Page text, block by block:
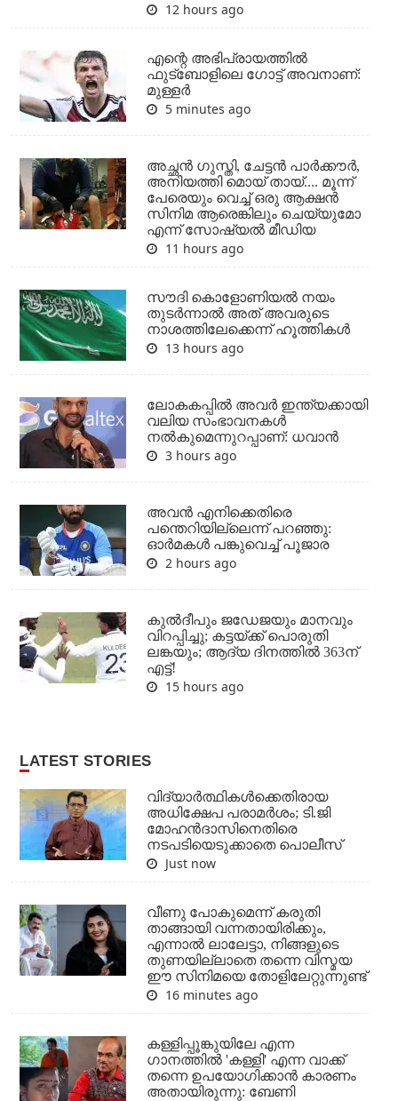
12 hours ago
എന്റെ അഭിപ്രായത്തില്‍
ഫുട്‌ബോളിലെ ഗോട്ട് അവനാണ്:
മുള്ളര്‍
5 minutes ago
അച്ഛന്‍ ഗുസ്തി, ചേട്ടന്‍ പാര്‍ക്കൗര്‍,
അനിയത്തി മൊയ് തായ്.... മൂന്ന്
പേരെയും വെച്ച് ഒരു ആക്ഷന്‍
സിനിമ ആരെങ്കിലും ചെയ്യുമോ
എന്ന് സോഷ്യല്‍ മീഡിയ
11 hours ago
സൗദി കൊളോണിയല്‍ നയം
തുടര്‍ന്നാല്‍ അത് അവരുടെ
നാശത്തിലേക്കെന്ന് ഹൂത്തികള്‍
13 hours ago
ലോകകപ്പിൽ അവര്‍ ഇന്ത്യക്കായി
വലിയ സംഭാവനകള്‍
നല്‍കുമെന്നുറപ്പാണ്: ധവാന്‍
3 hours ago
അവന്‍ എനിക്കെതിരെ
പന്തെറിയില്ലെന്ന് പറഞ്ഞു:
ഓര്‍മകള്‍ പങ്കുവെച്ച് പൂജാര
2 hours ago
കുല്‍ദീപും ജഡേജയും മാനവും
വിറപ്പിച്ചു; കട്ടയ്ക്ക് പൊരുതി
ലങ്കയും; ആദ്യ ദിനത്തില്‍ 363ന്
എട്ട്!
15 hours ago
LATEST STORIES
വിദ്യാര്‍ത്ഥികള്‍ക്കെതിരായ
അധിക്ഷേപ പരാമര്‍ശം; ടി.ജി
മോഹന്‍ദാസിനെതിരെ
നടപടിയെടുക്കാതെ പൊലീസ്
Just now
വീണു പോകുമെന്ന് കരുതി
താങ്ങായി വന്നതായിരിക്കും,
എന്നാല്‍ ലാലേട്ടാ, നിങ്ങളുടെ
തുണയില്ലാതെ തന്നെ വിസ്മയ
ഈ സിനിമയെ തോളിലേറ്റുന്നുണ്ട്
16 minutes ago
കള്ളിപ്പൂങ്കുയിലേ എന്ന
ഗാനത്തിൽ 'കള്ളി' എന്ന വാക്ക്
തന്നെ ഉപയോഗിക്കാൻ കാരണം
അതായിരുന്നു: ബേണി